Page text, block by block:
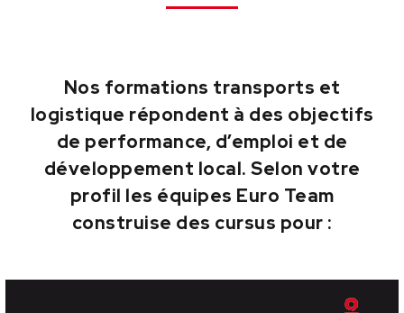
Nos formations transports et
logistique répondent à des objectifs
de performance, d’emploi et de
développement local. Selon votre
profil les équipes Euro Team
construise des cursus pour :